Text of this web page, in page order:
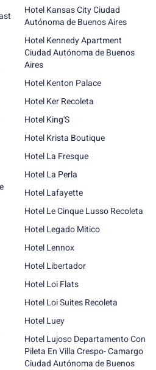
Hotel Kansas City Ciudad
Autónoma de Buenos Aires
Hotel Kennedy Apartment
Ciudad Autónoma de Buenos
Aires
Hotel Kenton Palace
Hotel Ker Recoleta
Hotel King'S
Hotel Krista Boutique
Hotel La Fresque
Hotel La Perla
Hotel Lafayette
Hotel Le Cinque Lusso Recoleta
Hotel Legado Mitico
Hotel Lennox
Hotel Libertador
Hotel Loi Flats
Hotel Loi Suites Recoleta
Hotel Luey
Hotel Lujoso Departamento Con
Pileta En Villa Crespo- Camargo
Ciudad Autónoma de Buenos